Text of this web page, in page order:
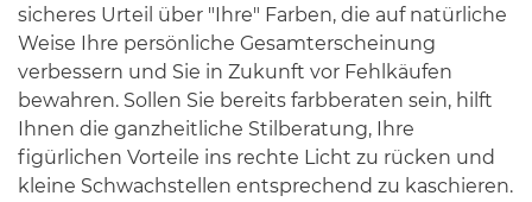
sicheres Urteil über "Ihre" Farben, die auf natürliche
Weise Ihre persönliche Gesamterscheinung
verbessern und Sie in Zukunft vor Fehlkäufen
bewahren. Sollen Sie bereits farbberaten sein, hilft
Ihnen die ganzheitliche Stilberatung, Ihre
figürlichen Vorteile ins rechte Licht zu rücken und
kleine Schwachstellen entsprechend zu kaschieren.